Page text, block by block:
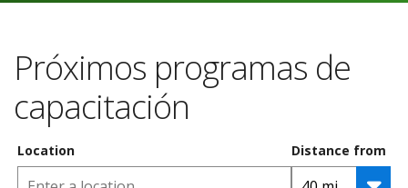
Próximos programas de
capacitación
Location Distance from